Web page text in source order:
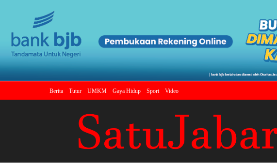
Berita Tutur UMKM Gaya Hidup Sport Video